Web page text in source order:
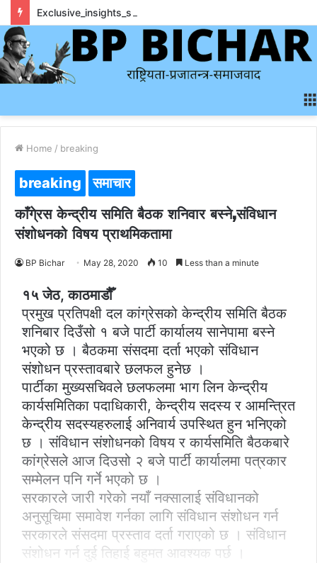
Home / breaking
breaking समाचार
काँगे्रस केन्द्रीय समिति बैठक शनिवार बस्ने,संविधान
संशोधनको विषय प्राथमिकतामा
BP Bichar May 28, 2020 10 Less than a minute
१५ जेठ, काठमाडौैँ
प्रमुख प्रतिपक्षी दल कांग्रेसको केन्द्रीय समिति बैठक
शनिबार दिउँसो १ बजे पार्टी कार्यालय सानेपामा बस्ने
भएको छ । बैठकमा संसदमा दर्ता भएको संविधान
संशोधन प्रस्तावबारे छलफल हुनेछ ।
पार्टीका मुख्यसचिवले छलफलमा भाग लिन केन्द्रीय
कार्यसमितिका पदाधिकारी, केन्द्रीय सदस्य र आमन्त्रित
केन्द्रीय सदस्यहरुलाई अनिवार्य उपस्थित हुन भनिएको
छ । संविधान संशोधनको विषय र कार्यसमिति बैठकबारे
कांग्रेसले आज दिउसो २ बजे पार्टी कार्यालमा पत्रकार
सम्मेलन पनि गर्ने भएको छ ।
सरकारले जारी गरेको नयाँ नक्सालाई संविधानको
अनुसूचिमा समावेश गर्नका लागि संविधान संशोधन गर्न
सरकारले संसदमा प्रस्ताव दर्ता गराएको छ । संविधान
संशोधन गर्न दुई तिहाई बहुमत आवश्यक पर्छ ।